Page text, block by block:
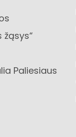
žąsys“
Paliesiaus